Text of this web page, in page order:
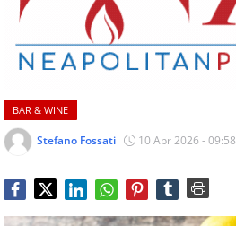
e
quotidiani
sul
dell'alimentazione,
dei
consumi
del
Food
Service
BAR & WINE
Stefano Fossati 10 Apr 2026 - 09:58